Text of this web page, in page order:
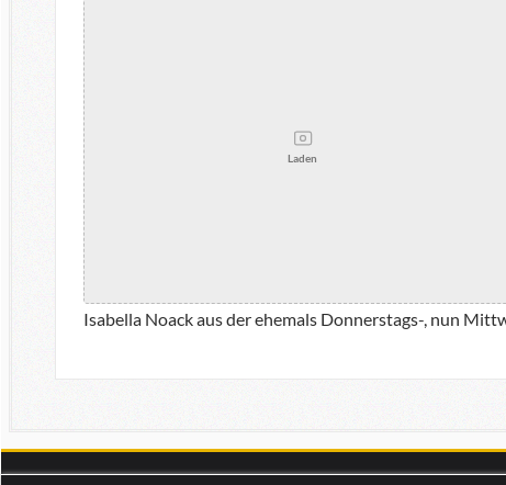
Laden
Isabella Noack aus der ehemals Donnerstags-, nun